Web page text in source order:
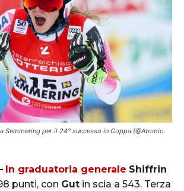
Semmering per il 24° successo in Coppa (@Atomic
In graduatoria generale Shiffrin
punti, con Gut in scia a 543. Terza